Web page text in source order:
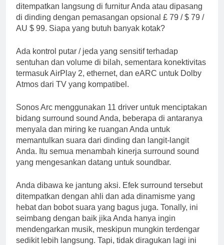
ditempatkan langsung di furnitur Anda atau dipasang
di dinding dengan pemasangan opsional £ 79 / $ 79 /
AU $ 99. Siapa yang butuh banyak kotak?
Ada kontrol putar / jeda yang sensitif terhadap
sentuhan dan volume di bilah, sementara konektivitas
termasuk AirPlay 2, ethernet, dan eARC untuk Dolby
Atmos dari TV yang kompatibel.
Sonos Arc menggunakan 11 driver untuk menciptakan
bidang surround sound Anda, beberapa di antaranya
menyala dan miring ke ruangan Anda untuk
memantulkan suara dari dinding dan langit-langit
Anda. Itu semua menambah kinerja surround sound
yang mengesankan datang untuk soundbar.
Anda dibawa ke jantung aksi. Efek surround tersebut
ditempatkan dengan ahli dan ada dinamisme yang
hebat dan bobot suara yang bagus juga. Tonally, ini
seimbang dengan baik jika Anda hanya ingin
mendengarkan musik, meskipun mungkin terdengar
sedikit lebih langsung. Tapi, tidak diragukan lagi ini